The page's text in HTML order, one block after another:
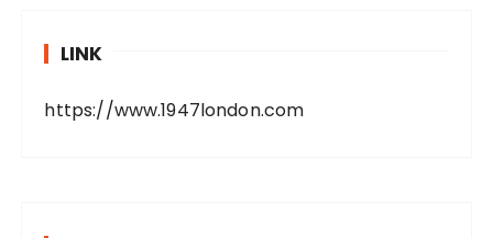
LINK
https://www.1947london.com